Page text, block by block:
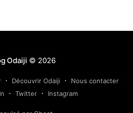
Odaiji © 2026
Découvrir Odaiji
Nous contacter
Twitter Instagram